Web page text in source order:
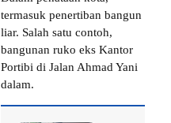
termasuk penertiban bangun
liar. Salah satu contoh,
bangunan ruko eks Kantor
Portibi di Jalan Ahmad Yani
dalam.